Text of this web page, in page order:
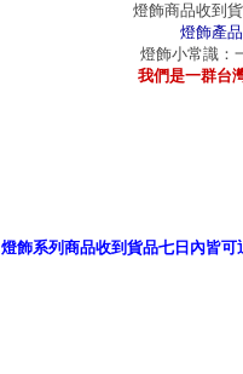
燈飾商品收到
燈飾產
燈飾小常識：
我們是一群台
燈飾系列商品收到貨品七日內皆